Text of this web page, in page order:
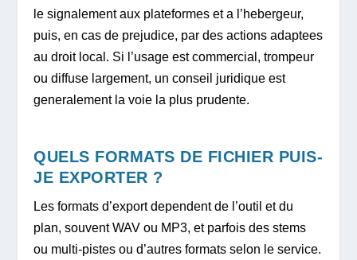
le signalement aux plateformes et a l’hebergeur,
puis, en cas de prejudice, par des actions adaptees
au droit local. Si l’usage est commercial, trompeur
ou diffuse largement, un conseil juridique est
generalement la voie la plus prudente.
QUELS FORMATS DE FICHIER PUIS-
JE EXPORTER ?
Les formats d’export dependent de l’outil et du
plan, souvent WAV ou MP3, et parfois des stems
ou multi-pistes ou d’autres formats selon le service.